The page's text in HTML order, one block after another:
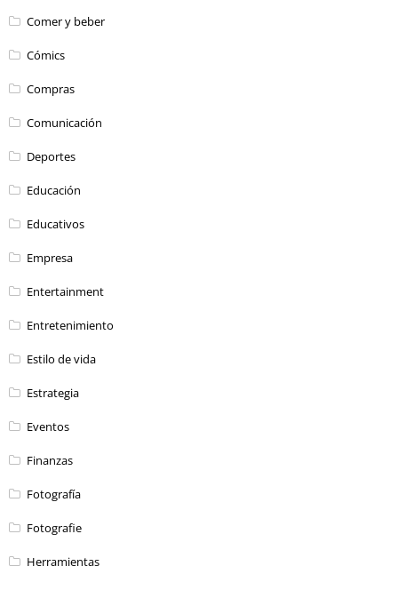
Comer y beber
Cómics
Compras
Comunicación
Deportes
Educación
Educativos
Empresa
Entertainment
Entretenimiento
Estilo de vida
Estrategia
Eventos
Finanzas
Fotografía
Fotografie
Herramientas